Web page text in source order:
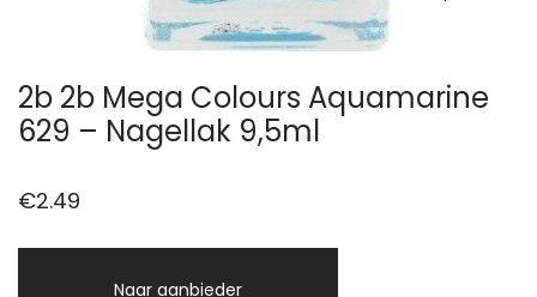
2b 2b Mega Colours Aquamarine
629 – Nagellak 9,5ml
€2.49
Naar aanbieder